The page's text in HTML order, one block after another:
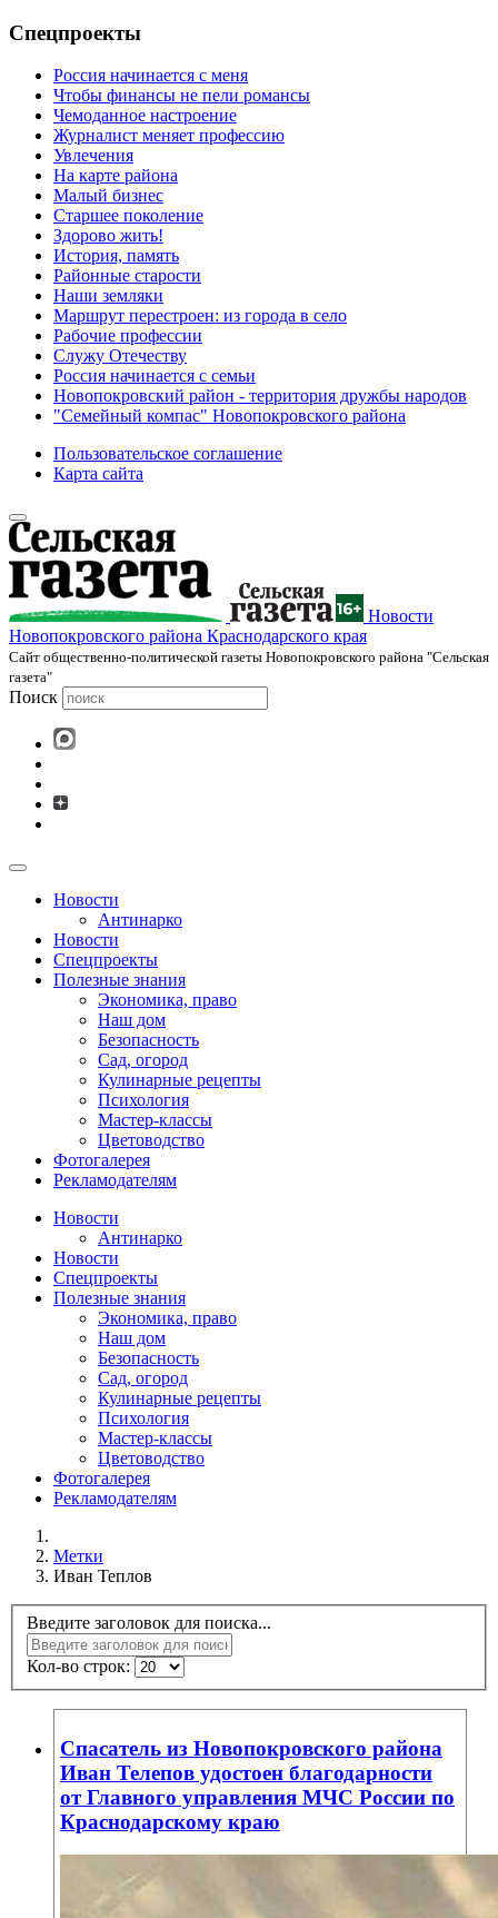
Спецпроекты
Россия начинается с меня
Чтобы финансы не пели романсы
Чемоданное настроение
Журналист меняет профессию
Увлечения
На карте района
Малый бизнес
Старшее поколение
Здорово жить!
История, память
Районные старости
Наши земляки
Маршрут перестроен: из города в село
Рабочие профессии
Служу Отечеству
Россия начинается с семьи
Новопокровский район - территория дружбы народов
"Семейный компас" Новопокровского района
Пользовательское соглашение
Карта сайта
Новости
Новопокровского района Краснодарского края
Cайт общественно-политической газеты Новопокровского района "Сельская
газета"
Поиск
Новости
Антинарко
Новости
Спецпроекты
Полезные знания
Экономика, право
Наш дом
Безопасность
Сад, огород
Кулинарные рецепты
Психология
Мастер-классы
Цветоводство
Фотогалерея
Рекламодателям
Новости
Антинарко
Новости
Спецпроекты
Полезные знания
Экономика, право
Наш дом
Безопасность
Сад, огород
Кулинарные рецепты
Психология
Мастер-классы
Цветоводство
Фотогалерея
Рекламодателям
Метки
Иван Теплов
Введите заголовок для поиска...
Кол-во строк:
Спасатель из Новопокровского района
Иван Телепов удостоен благодарности
от Главного управления МЧС России по
Краснодарскому краю